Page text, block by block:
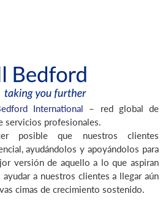
International – red global de
servicios profesionales.
posible que nuestros clientes
ayudándolos y apoyándolos para
versión de aquello a lo que aspiran
a nuestros clientes a llegar aún
cimas de crecimiento sostenido.